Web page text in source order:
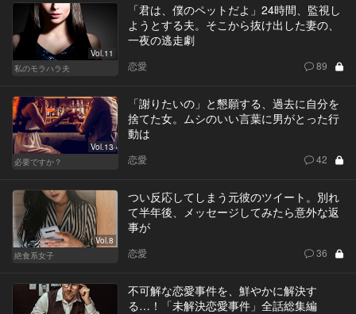
Vol.11
私のモラハラ夫
「君は、僕のペットだよ」24時間、監視し
ようとする夫。そこから抜け出した妻の、
一夜の逃走劇
恋愛 89
Vol.13
必要ですか？
「謝りたいの」と懇願する、過去に自分を
捨てた女。ムシのいい言葉に男がとった行
動は
恋愛 42
Vol.8
絶食系女子
つい反応してしまう元彼のツイート。別れ
て半年後、メッセージしてみたら意外な返
事が
恋愛 36
不可解な恋愛事件を、鮮やかに解決す
る…！「未解決恋愛事件」全話総集編